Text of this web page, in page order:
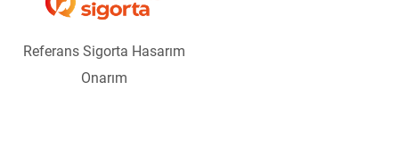
Referans Sigorta Hasarım
Onarım